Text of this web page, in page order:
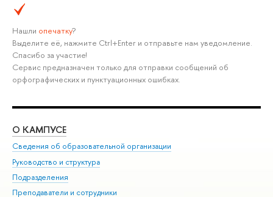
Нашли опечатку?
Выделите её, нажмите Ctrl+Enter и отправьте нам уведомление.
Спасибо за участие!
Сервис предназначен только для отправки сообщений об
орфографических и пунктуационных ошибках.
О КАМПУСЕ
Сведения об образовательной организации
Руководство и структура
Подразделения
Преподаватели и сотрудники